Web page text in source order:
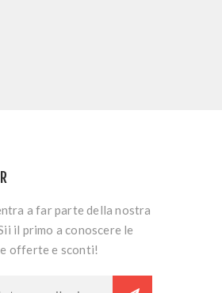
a far parte della nostra
il primo a conoscere le
offerte e sconti!